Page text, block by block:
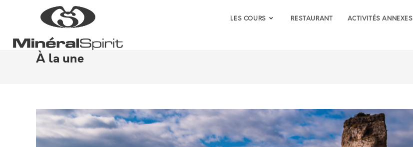
LES COURS RESTAURANT ACTIVITÉS ANNEXES
À la une